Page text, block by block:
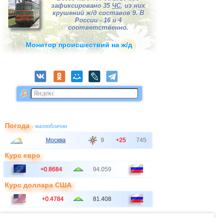
зафиксировано 35ЧС, из них
крушений ж/д составов 9. В
России - 16 и 4
соответственно.
Монитор происшествий на ж/д
Погода- малооблачно
Москва 9 +25 745
Курс евро
+0.8684 94.059
Курс доллара США
+0.4784 81.408